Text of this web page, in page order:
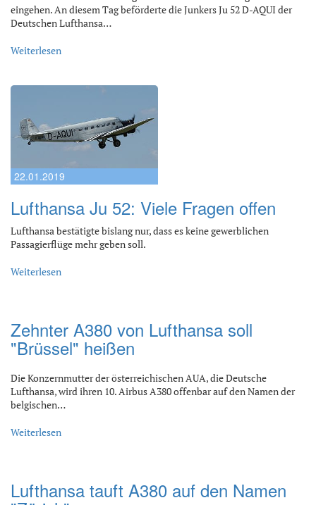
eingehen. An diesem Tag beförderte die Junkers Ju 52 D-AQUI der
Deutschen Lufthansa…
Weiterlesen
22.01.2019
Lufthansa Ju 52: Viele Fragen offen
Lufthansa bestätigte bislang nur, dass es keine gewerblichen
Passagierflüge mehr geben soll.
Weiterlesen
Zehnter A380 von Lufthansa soll
"Brüssel" heißen
Die Konzernmutter der österreichischen AUA, die Deutsche
Lufthansa, wird ihren 10. Airbus A380 offenbar auf den Namen der
belgischen…
Weiterlesen
Lufthansa tauft A380 auf den Namen